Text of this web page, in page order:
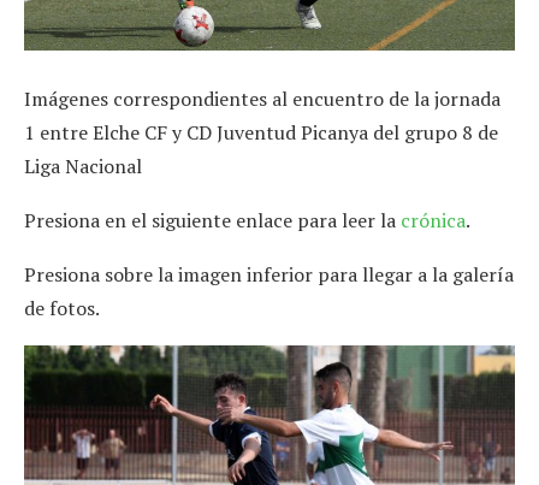
Imágenes correspondientes al encuentro de la jornada
1 entre Elche CF y CD Juventud Picanya del grupo 8 de
Liga Nacional
Presiona en el siguiente enlace para leer la crónica.
Presiona sobre la imagen inferior para llegar a la galería
de fotos.